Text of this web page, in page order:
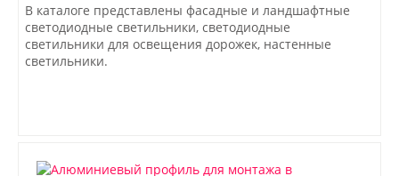
В каталоге представлены фасадные и ландшафтные
светодиодные светильники, светодиодные
светильники для освещения дорожек, настенные
светильники.